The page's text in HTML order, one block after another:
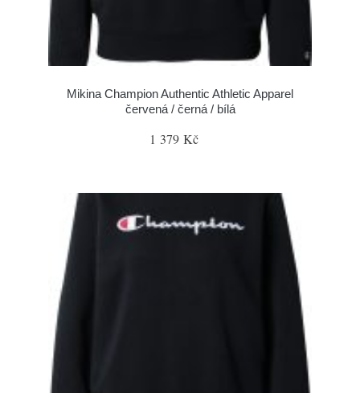
Mikina Champion Authentic Athletic Apparel
červená / černá / bílá
1 379 Kč